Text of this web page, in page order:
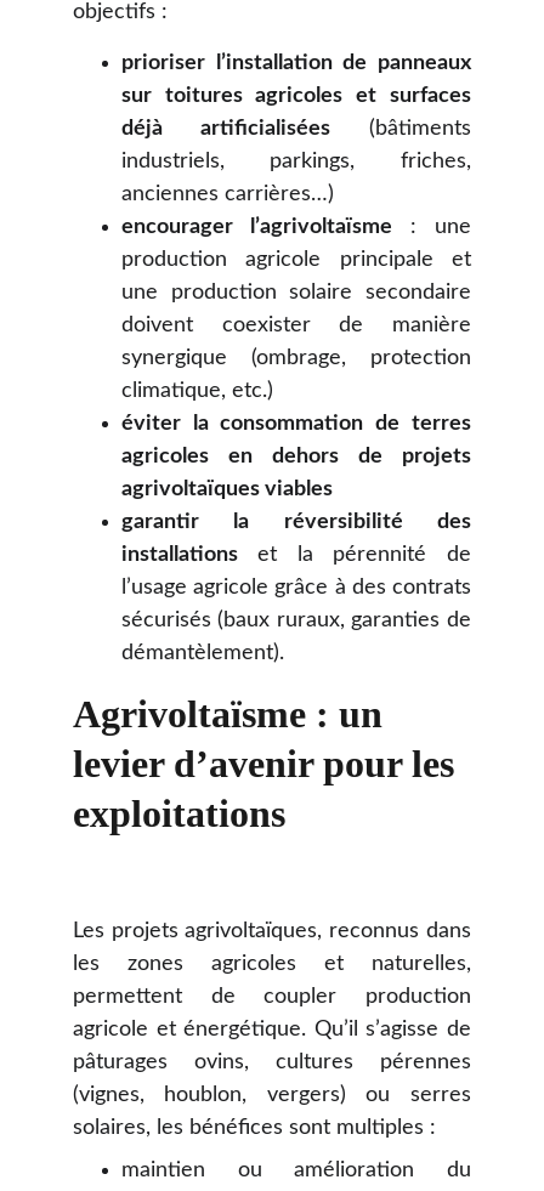
objectifs :
prioriser l’installation de panneaux
sur toitures agricoles et surfaces
déjà artificialisées(bâtiments
industriels, parkings, friches,
anciennes carrières…)
encourager l’agrivoltaïsme : une
production agricole principale et
une production solaire secondaire
doivent coexister de manière
synergique (ombrage, protection
climatique, etc.)
éviter la consommation de terres
agricoles en dehors de projets
agrivoltaïques viables
garantir la réversibilité des
installations et la pérennité de
l’usage agricole grâce à des contrats
sécurisés (baux ruraux, garanties de
démantèlement).
Agrivoltaïsme : un
levier d’avenir pour les
exploitations
Les projets agrivoltaïques, reconnus dans
les zones agricoles et naturelles,
permettent de coupler production
agricole et énergétique. Qu’il s’agisse de
pâturages ovins, cultures pérennes
(vignes, houblon, vergers) ou serres
solaires, les bénéfices sont multiples :
maintien ou amélioration du